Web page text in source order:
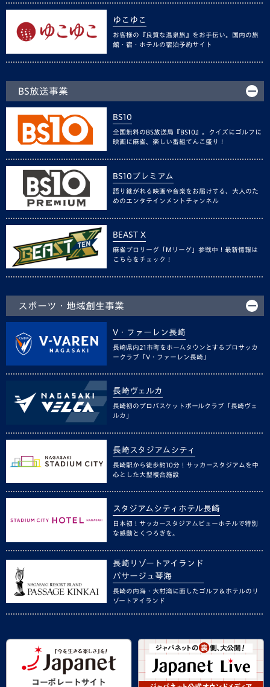
ゆこゆこ
お客様の『良質な温泉旅』をお手伝い。国内の旅
館・宿・ホテルの宿泊予約サイト
BS放送事業
BS10
全国無料のBS放送局『BS10』。クイズにゴルフに
映画に麻雀、楽しい番組てんこ盛り！
BS10プレミアム
語り継がれる映画や音楽をお届けする、大人のた
めのエンタテインメントチャンネル
BEAST X
麻雀プロリーグ「Mリーグ」参戦中！最新情報は
こちらをチェック！
スポーツ・地域創生事業
V・ファーレン長崎
長崎県内21市町をホームタウンとするプロサッカ
ークラブ「V・ファーレン長崎」
長崎ヴェルカ
長崎初のプロバスケットボールクラブ「長崎ヴェ
ルカ」
長崎スタジアムシティ
長崎駅から徒歩約10分！サッカースタジアムを中
心とした大型複合施設
スタジアムシティホテル長崎
日本初！サッカースタジアムビューホテルで特別
な感動とくつろぎを。
長崎リゾートアイランド
パサージュ琴海
長崎の内海・大村湾に面したゴルフ＆ホテルのリ
ゾートアイランド